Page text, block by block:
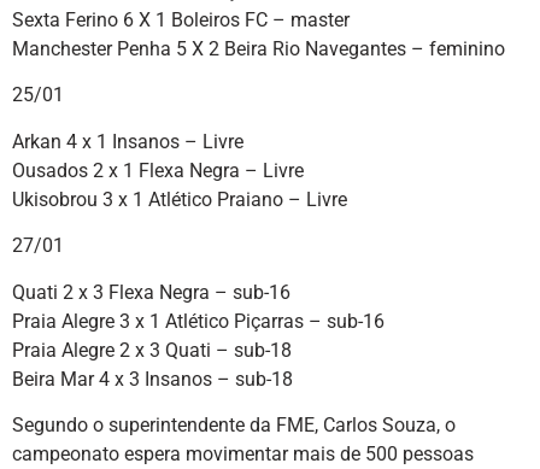
Sexta Ferino 6 X 1 Boleiros FC – master
Manchester Penha 5 X 2 Beira Rio Navegantes – feminino
25/01
Arkan 4 x 1 Insanos – Livre
Ousados 2 x 1 Flexa Negra – Livre
Ukisobrou 3 x 1 Atlético Praiano – Livre
27/01
Quati 2 x 3 Flexa Negra – sub-16
Praia Alegre 3 x 1 Atlético Piçarras – sub-16
Praia Alegre 2 x 3 Quati – sub-18
Beira Mar 4 x 3 Insanos – sub-18
Segundo o superintendente da FME, Carlos Souza, o
campeonato espera movimentar mais de 500 pessoas